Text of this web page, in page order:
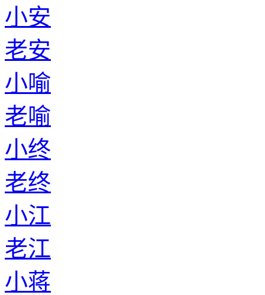
小安
老安
小喻
老喻
小终
老终
小江
老江
小蒋